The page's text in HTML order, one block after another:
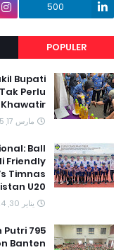
500
POPULER
Bupati
Perlu
Khawatir
مارس 17, 2025
Ball
Friendly
Timnas
U20
يناير 30, 2024
Putri
Banten